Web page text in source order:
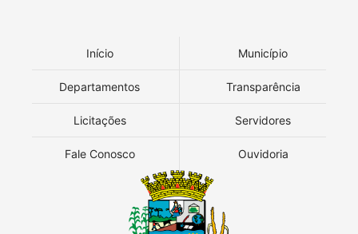
Início Município
Departamentos Transparência
Licitações Servidores
Fale Conosco Ouvidoria